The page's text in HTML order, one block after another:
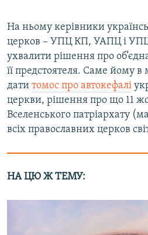
На ньому керівники
церков – УПЦ КП, УАПЦ і
ухвалити рішення про
її предстоятеля. Саме йому
дати томос про автокефалі
церкви, рішення про що 11
Вселенського патріархату
всіх православних церков
НА ЦЮ Ж ТЕМУ: